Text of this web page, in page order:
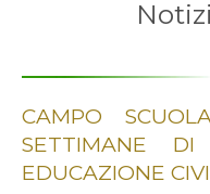
CAMPO
SETTIMANE
EDUCAZIONE